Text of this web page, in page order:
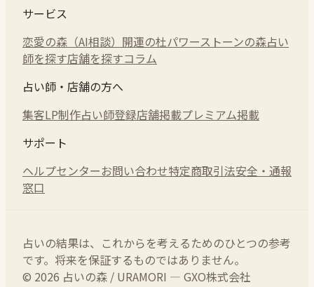
サービス
恋愛の森（AI相談） 開運の杜パワーストーンの森占い
師を探す店舗を探すコラム
占い師・店舗の方へ
集客LP制作占い師登録店舗掲載プレミアム掲載
サポート
ヘルプセンターお問い合わせ特定商取引法安全・通報
窓口
占いの結果は、これからを考えるためのひとつの参考
です。将来を保証するものではありません。
© 2026 占いの森 / URAMORI — GXO株式会社